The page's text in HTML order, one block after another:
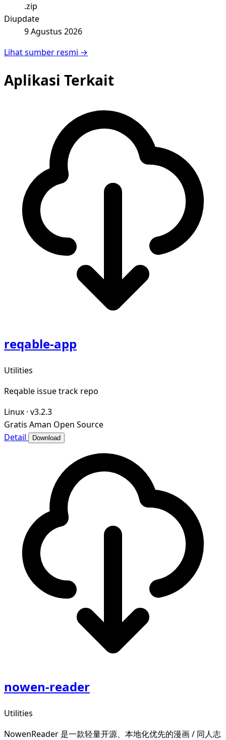
.zip
Diupdate
9 Agustus 2026
Lihat sumber resmi →
Aplikasi Terkait
reqable-app
Utilities
Reqable issue track repo
Linux · v3.2.3
Gratis Aman Open Source
Detail
Download
nowen-reader
Utilities
NowenReader 是一款轻量开源、本地化优先的漫画 / 同人志